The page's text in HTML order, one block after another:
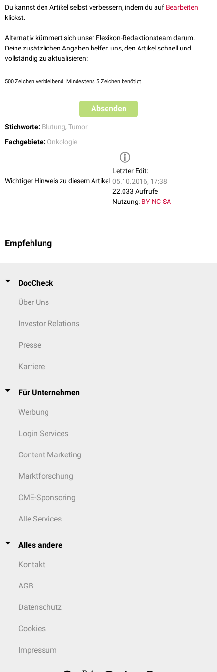
Du kannst den Artikel selbst verbessern, indem du auf Bearbeiten
klickst.
Alternativ kümmert sich unser Flexikon-Redaktionsteam darum.
Deine zusätzlichen Angaben helfen uns, den Artikel schnell und
vollständig zu aktualisieren:
500 Zeichen verbleibend. Mindestens 5 Zeichen benötigt.
Absenden
Stichworte: Blutung, Tumor
Fachgebiete: Onkologie
Wichtiger Hinweis zu diesem Artikel
Letzter Edit:
05.10.2016, 17:38
22.033 Aufrufe
Nutzung: BY-NC-SA
Empfehlung
DocCheck
Über Uns
Investor Relations
Presse
Karriere
Für Unternehmen
Werbung
Login Services
Content Marketing
Marktforschung
CME-Sponsoring
Alle Services
Alles andere
Kontakt
AGB
Datenschutz
Cookies
Impressum